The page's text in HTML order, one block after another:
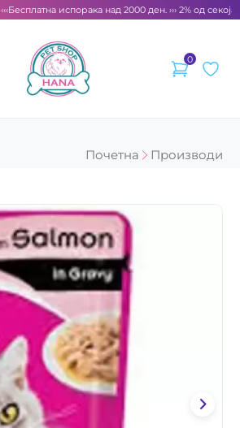
Бесплатна испорака над 2000 ден. ››› 2% од секоја
0
Почетна
Производи